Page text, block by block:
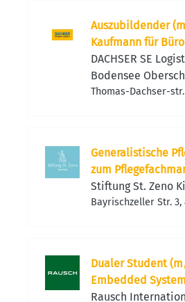
Auszubildender
Kaufmann für
DACHSER SE
Bodensee
Thomas-Dachser-str.
Generalistische
zum
Stiftung St. Zeno
Bayrischzeller Str. 3,
Dualer Student
Embedded
Rausch